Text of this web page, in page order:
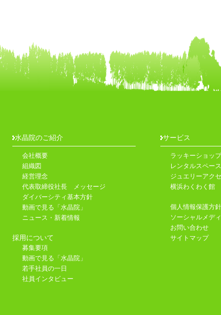
水晶院のご紹介
会社概要
組織図
経営理念
代表取締役社長 メッセージ
ダイバーシティ基本方針
動画で見る「水晶院」
ニュース・新着情報
採用について
募集要項
動画で見る「水晶院」
若手社員の一日
社員インタビュー
サービス
ラッキーショップ
レンタルスペー
ジュエリーアク
横浜わくわく館
個人情報保護方針
ソーシャルメデ
お問い合わせ
サイトマップ